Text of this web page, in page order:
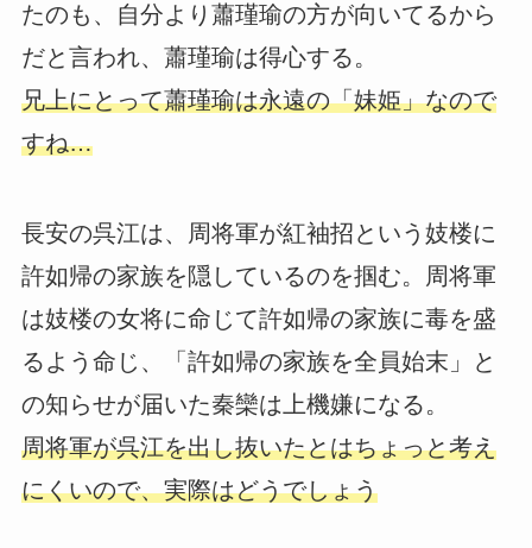
たのも、自分より蕭瑾瑜の方が向いてるから
だと言われ、蕭瑾瑜は得心する。
兄上にとって蕭瑾瑜は永遠の「妹姫」なので
すね…
長安の呉江は、周将軍が紅袖招という妓楼に
許如帰の家族を隠しているのを掴む。周将軍
は妓楼の女将に命じて許如帰の家族に毒を盛
るよう命じ、「許如帰の家族を全員始末」と
の知らせが届いた秦欒は上機嫌になる。
周将軍が呉江を出し抜いたとはちょっと考え
にくいので、実際はどうでしょう